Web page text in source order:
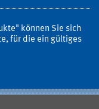
können Sie sich
für die ein gültiges